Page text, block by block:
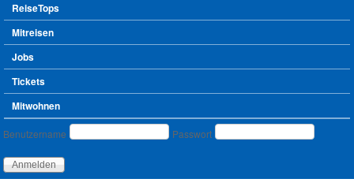
ReiseTops
Mitreisen
Jobs
Tickets
Mitwohnen
Benutzeranmeldung
Benutzername Passwort